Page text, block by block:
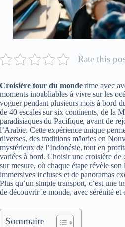
Rate this
Croisière tour du monde rime avec
moments inoubliables à vivre sur les
voguer pendant plusieurs mois à bord
de 40 escales sur six continents, de la
paradisiaques du Pacifique, avant de
l’Arabie. Cette expérience unique
diverses, des traditions māories en
mystérieux de l’Indonésie, tout en
variées à bord. Choisir une croisière de
sur mesure, où chaque étape révèle
immersives incluses et de panoramas
Plus qu’un simple transport, c’est une
de découvrir le monde, avec sérénité et
Sommaire